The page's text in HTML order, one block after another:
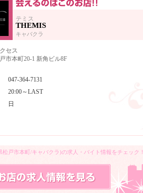
テミス
THEMIS
キャバクラ
セス
市本町20-1 新角ビル8F
047-364-7131
20:00～LAST
日
松戸市本町/キャバクラ)の求人・バイト情報をチェック！